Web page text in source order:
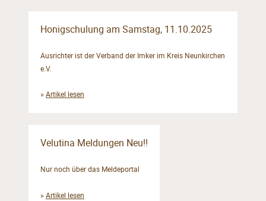
Honigschulung am Samstag, 11.10.2025
Ausrichter ist der Verband der Imker im Kreis Neunkirchen
e.V.
» Artikel lesen
Velutina Meldungen Neu!!
Nur noch über das Meldeportal
» Artikel lesen